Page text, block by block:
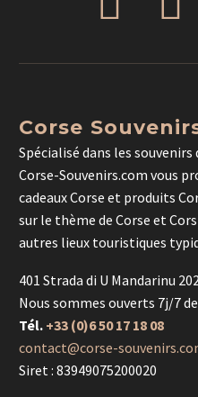
Corse
Spécialisé dans les
Corse-Souvenirs.com vous
cadeaux Corse et produits
sur le thème de Corse et
autres lieux touristiques
401 Strada di U Mandarinu
Nous sommes ouverts 7j/7
Tél. +33 (0)6 50 17 18 08
contact@corse-
Siret : 83949075200020